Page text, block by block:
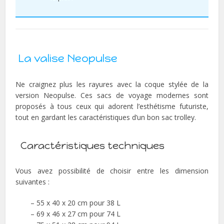
La valise Neopulse
Ne craignez plus les rayures avec la coque stylée de la
version Neopulse. Ces sacs de voyage modernes sont
proposés à tous ceux qui adorent l’esthétisme futuriste,
tout en gardant les caractéristiques d’un bon sac trolley.
Caractéristiques techniques
Vous avez possibilité de choisir entre les dimension
suivantes :
– 55 x 40 x 20 cm pour 38 L
– 69 x 46 x 27 cm pour 74 L